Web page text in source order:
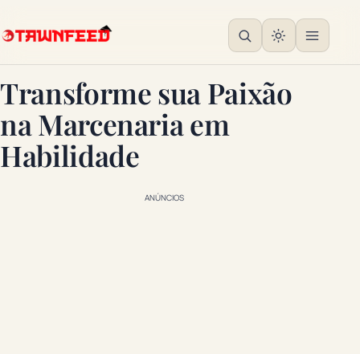
Transforme sua Paixão
na Marcenaria em
Habilidade
ANÚNCIOS